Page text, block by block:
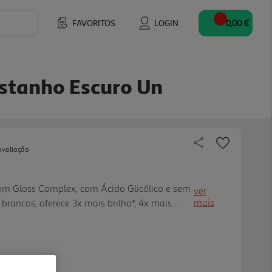
FAVORITOS LOGIN 0,00 €
Escuro Un
Gloss Complex, com Ácido Glicólico e sem
oferece 3x mais brilho*, 4x mais
de até 32 lavagens
ver
mais